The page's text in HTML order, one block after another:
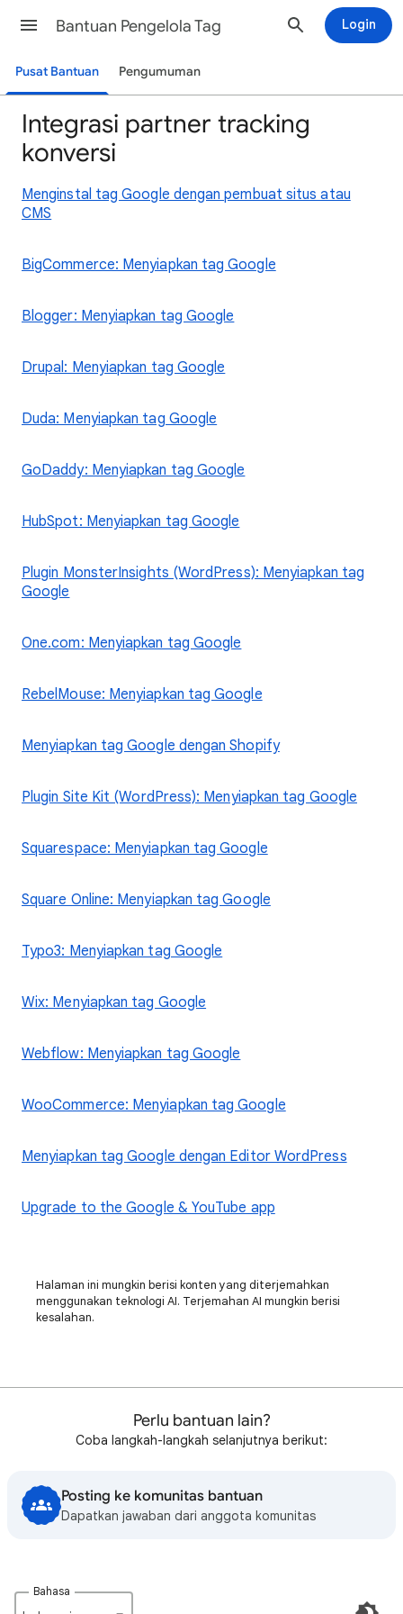
Bantuan Pengelola Tag Login
Pusat Bantuan Pengumuman
Integrasi partner tracking
konversi
Menginstal tag Google dengan pembuat situs atau
CMS
BigCommerce: Menyiapkan tag Google
Blogger: Menyiapkan tag Google
Drupal: Menyiapkan tag Google
Duda: Menyiapkan tag Google
GoDaddy: Menyiapkan tag Google
HubSpot: Menyiapkan tag Google
Plugin MonsterInsights (WordPress): Menyiapkan tag
Google
One.com: Menyiapkan tag Google
RebelMouse: Menyiapkan tag Google
Menyiapkan tag Google dengan Shopify
Plugin Site Kit (WordPress): Menyiapkan tag Google
Squarespace: Menyiapkan tag Google
Square Online: Menyiapkan tag Google
Typo3: Menyiapkan tag Google
Wix: Menyiapkan tag Google
Webflow: Menyiapkan tag Google
WooCommerce: Menyiapkan tag Google
Menyiapkan tag Google dengan Editor WordPress
Upgrade to the Google & YouTube app
Halaman ini mungkin berisi konten yang diterjemahkan
menggunakan teknologi AI. Terjemahan AI mungkin berisi
kesalahan.
Perlu bantuan lain?
Coba langkah-langkah selanjutnya berikut:
Posting ke komunitas bantuan
Dapatkan jawaban dari anggota komunitas
Bahasa